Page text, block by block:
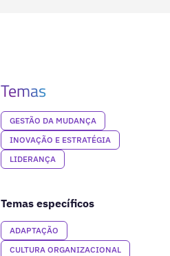
Temas
GESTÃO DA MUDANÇA
INOVAÇÃO E ESTRATÉGIA
LIDERANÇA
Temas específicos
ADAPTAÇÃO
CULTURA ORGANIZACIONAL